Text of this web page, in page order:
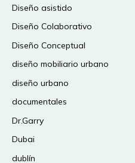
Diseño asistido
Diseño Colaborativo
Diseño Conceptual
diseño mobiliario urbano
diseño urbano
documentales
Dr.Garry
Dubai
dublín